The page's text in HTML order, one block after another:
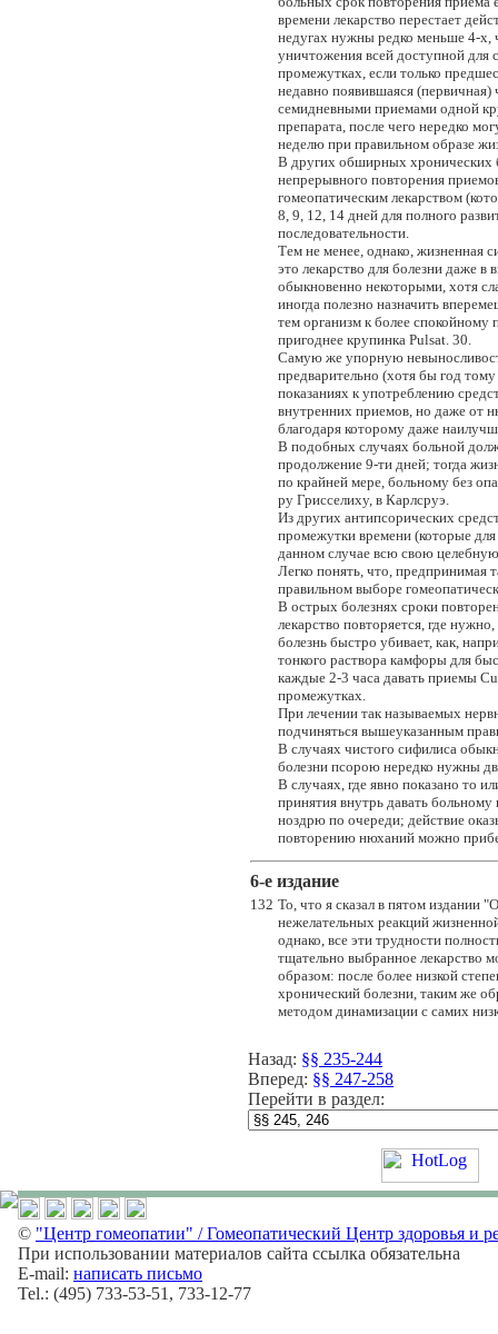
времени лекарство перестает
недугах нужны редко меньше 4-х,
уничтожения всей доступной
промежутках, если только
недавно появившаяся (первичная)
семидневными приемами одной
препарата, после чего нередко
неделю при правильном образе
В других обширных хронических
непрерывного повторения
гомеопатическим лекарством
8, 9, 12, 14 дней для полного
последовательности.
Тем не менее, однако, жизненная
это лекарство для болезни даже
обыкновенно некоторыми, хотя
иногда полезно назначить
тем организм к более
пригоднее крупинка Pulsat. 30.
Самую же упорную
предварительно (хотя бы год
показаниях к употреблению
внутренних приемов, но даже от
благодаря которому даже
В подобных случаях больной
продолжение 9-ти дней; тогда
по крайней мере, больному без
ру Грисселиху, в Карлсруэ.
Из других антипсорических
промежутки времени (которые
данном случае всю свою
Легко понять, что, предпринимая
правильном выборе
В острых болезнях сроки
лекарство повторяется, где
болезнь быстро убивает, как,
тонкого раствора камфоры для
каждые 2-3 часа давать приемы
промежутках.
При лечении так называемых
подчиняться вышеуказанным
В случаях чистого сифилиса
болезни псорою нередко нужны
В случаях, где явно показано то
принятия внутрь давать
ноздрю по очереди; действие
повторению нюханий можно
6-e издание
132 То, что я сказал в пятом издании
нежелательных реакций
однако, все эти трудности
тщательно выбранное лекарство
образом: после более низкой
хронический болезни, таким же
методом динамизации с самих
Назад: §§ 235-244
Вперед: §§ 247-258
Перейти в раздел:
© "Центр гомеопатии" / Гомеопатический Центр здоровья и
При использовании материалов сайта ссылка обязательна
E-mail: написать письмо
Tel.: (495) 733-53-51, 733-12-77